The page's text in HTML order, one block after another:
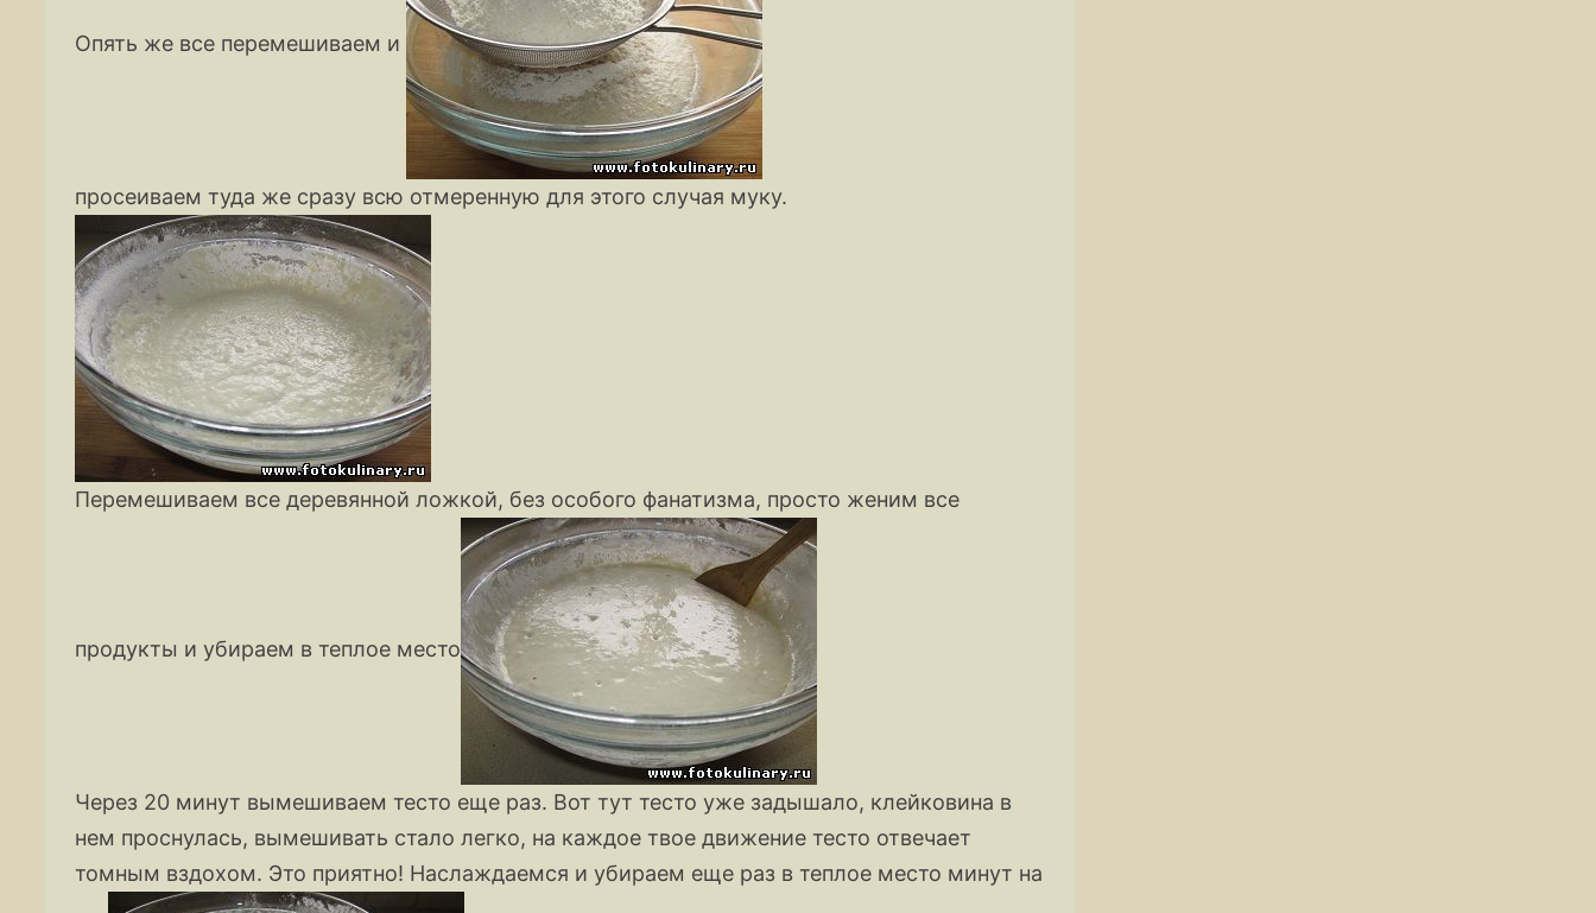
Опять же все перемешиваем и
просеиваем туда же сразу всю отмеренную для этого случая муку.
Перемешиваем все деревянной ложкой, без особого фанатизма, просто женим все
продукты и убираем в теплое место
Через 20 минут вымешиваем тесто еще раз. Вот тут тесто уже задышало, клейковина в
нем проснулась, вымешивать стало легко, на каждое твое движение тесто отвечает
томным вздохом. Это приятно! Наслаждаемся и убираем еще раз в теплое место минут на